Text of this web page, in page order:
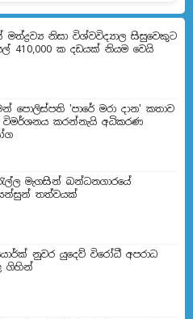
මත්ද්‍රව්‍ය නිසා විශ්වවිද්‍යාල සිසුවෙකුට
410,000 ක දඩයක් නියම වෙයි
පොලිස්පති 'පාරේ මරා දාන' කතාව
විමර්ශනය කරන්නැයි අධිකරණ
මැගසින් බන්ධනගාරයේ
තත්වයක්
නුවර යුදෙව් විරෝධී අපරාධ
ගිහින්